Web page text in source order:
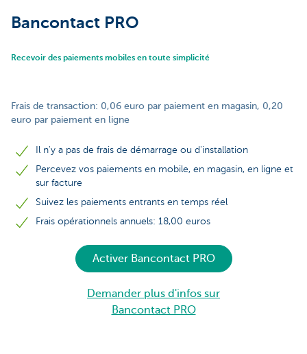
Bancontact PRO
Recevoir des paiements mobiles en toute simplicité
Frais de transaction: 0,06 euro par paiement en magasin, 0,20
euro par paiement en ligne
Il n'y a pas de frais de démarrage ou d'installation
Percevez vos paiements en mobile, en magasin, en ligne et
sur facture
Suivez les paiements entrants en temps réel
Frais opérationnels annuels: 18,00 euros
Activer Bancontact PRO
Demander plus d'infos sur
Bancontact PRO